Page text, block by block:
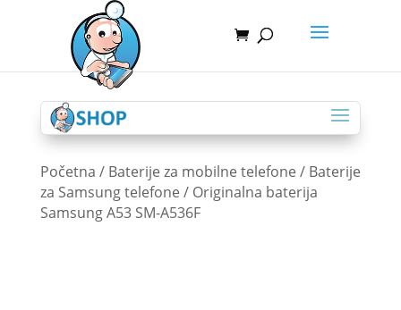
Početna / Baterije za mobilne telefone / Baterije
za Samsung telefone / Originalna baterija
Samsung A53 SM-A536F